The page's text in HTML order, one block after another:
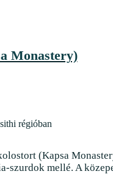
Monastery)
régióban
(Kapsa
szurdok mellé. A